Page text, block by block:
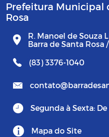
Prefeitura Municipal
Rosa
R. Manoel de Souza
Barra de Santa Rosa
(83) 3376-1040
Segunda à Sexta:
Mapa do Site